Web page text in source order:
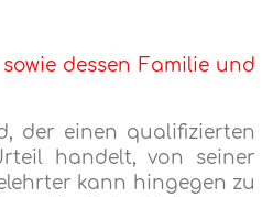
dessen Familie und
der einen qualifizierten
handelt, von seiner
kann hingegen zu